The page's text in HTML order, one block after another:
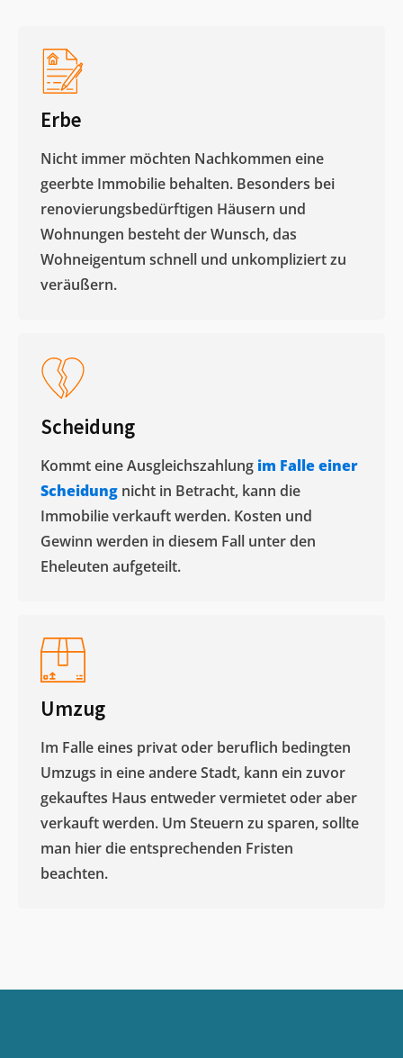
Erbe
Nicht immer möchten Nachkommen eine
geerbte Immobilie behalten. Besonders bei
renovierungsbedürftigen Häusern und
Wohnungen besteht der Wunsch, das
Wohneigentum schnell und unkompliziert zu
veräußern. ​
Scheidung
Kommt eine Ausgleichszahlung im Falle einer
Scheidung nicht in Betracht, kann die
Immobilie verkauft werden. Kosten und
Gewinn werden in diesem Fall unter den
Eheleuten aufgeteilt.​
Umzug
Im Falle eines privat oder beruflich bedingten
Umzugs in eine andere Stadt, kann ein zuvor
gekauftes Haus entweder vermietet oder aber
verkauft werden. Um Steuern zu sparen, sollte
man hier die entsprechenden Fristen
beachten.